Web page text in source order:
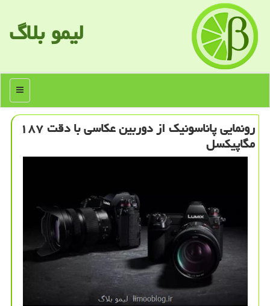
لیمو بلاگ
منو
رونمایی پاناسونیك از دوربین عكاسی با دقت ۱۸۷
مگاپیكسل